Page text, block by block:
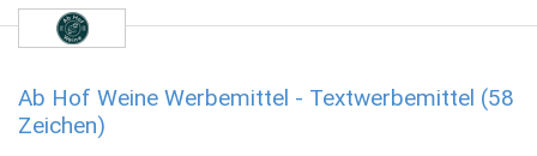
Ab Hof Weine Werbemittel - Textwerbemittel (58
Zeichen)